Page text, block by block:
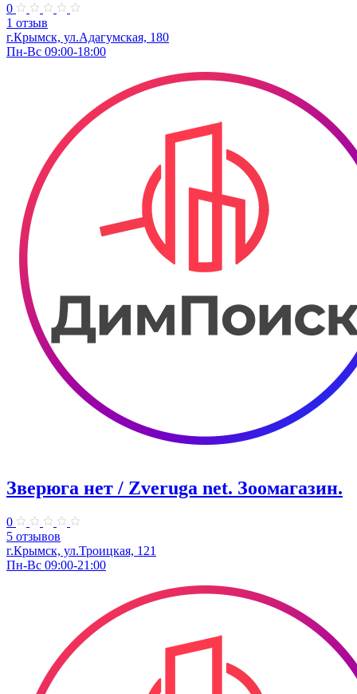
0
1 отзыв
г.Крымск, ул.Адагумская, 180
Пн-Вс 09:00-18:00
Зверюга нет / Zveruga net. Зоомагазин.
0
5 отзывов
г.Крымск, ул.Троицкая, 121
Пн-Вс 09:00-21:00